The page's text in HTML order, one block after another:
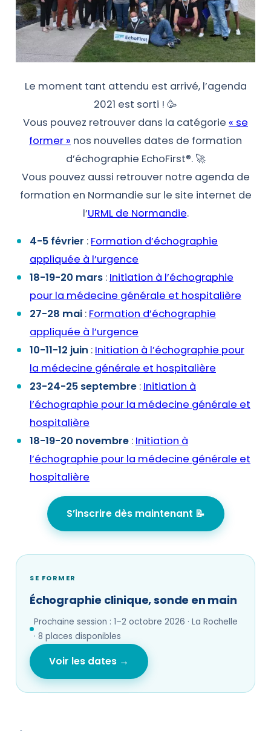
Le moment tant attendu est arrivé, l’agenda
2021 est sorti ! 🥳
Vous pouvez retrouver dans la catégorie « se
former » nos nouvelles dates de formation
d’échographie EchoFirst®. 🚀
Vous pouvez aussi retrouver notre agenda de
formation en Normandie sur le site internet de
l’URML de Normandie.
4-5 février : Formation d’échographie
appliquée à l’urgence
18-19-20 mars : Initiation à l’échographie
pour la médecine générale et hospitalière
27-28 mai : Formation d’échographie
appliquée à l’urgence
10-11-12 juin : Initiation à l’échographie pour
la médecine générale et hospitalière
23-24-25 septembre : Initiation à
l’échographie pour la médecine générale et
hospitalière
18-19-20 novembre : Initiation à
l’échographie pour la médecine générale et
hospitalière
S’inscrire dès maintenant 📝
SE FORMER
Échographie clinique, sonde en main
Prochaine session : 1–2 octobre 2026 · La Rochelle
· 8 places disponibles
Voir les dates →